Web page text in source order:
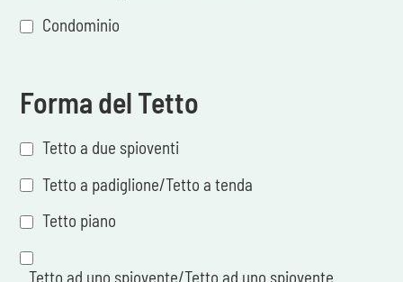
Condominio
Forma del Tetto
Tetto a due spioventi
Tetto a padiglione/Tetto a tenda
Tetto piano
Tetto ad uno spiovente/Tetto ad uno spiovente